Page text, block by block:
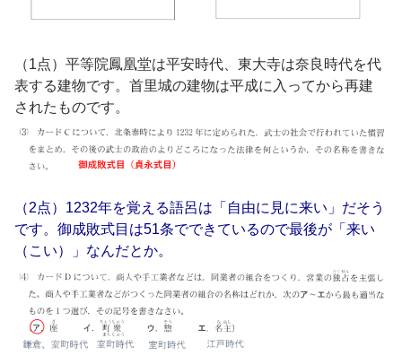
（1点）平等院鳳凰堂は平安時代、東大寺は奈良時代を代
表する建物です。首里城の建物は平成に入ってから再建
されたものです。
（2点）1232年を覚える語呂は「自由に見に来い」だそう
です。御成敗式目は51条でできているので最後が「来い
（こい）」なんだとか。